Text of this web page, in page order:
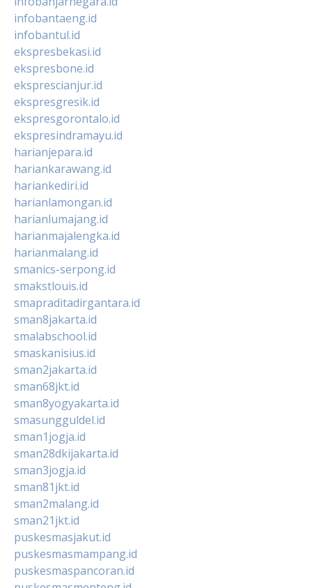
infobantaeng.id
infobantul.id
ekspresbekasi.id
ekspresbone.id
eksprescianjur.id
ekspresgresik.id
ekspresgorontalo.id
ekspresindramayu.id
harianjepara.id
hariankarawang.id
hariankediri.id
harianlamongan.id
harianlumajang.id
harianmajalengka.id
harianmalang.id
smanics-serpong.id
smakstlouis.id
smapraditadirgantara.id
sman8jakarta.id
smalabschool.id
smaskanisius.id
sman2jakarta.id
sman68jkt.id
sman8yogyakarta.id
smasungguldel.id
sman1jogja.id
sman28dkijakarta.id
sman3jogja.id
sman81jkt.id
sman2malang.id
sman21jkt.id
puskesmasjakut.id
puskesmasmampang.id
puskesmaspancoran.id